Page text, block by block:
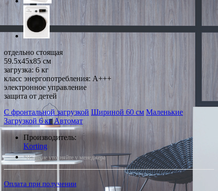
отдельно стоящая
59.5x45x85 см
загрузка: 6 кг
класс энергопотребления: A+++
электронное управление
защита от детей
С фронтальной загрузкой Шириной 60 см Маленькие
Загрузкой 6 кг Автомат
Производитель:
Korting
*Наличие уточняйте у менеджера
Оплата при получении